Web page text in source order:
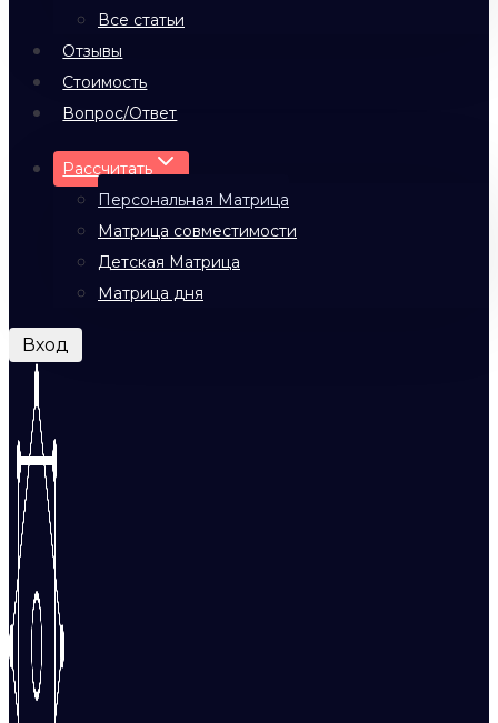
Все статьи
Отзывы
Стоимость
Вопрос/Ответ
Рассчитать
Персональная Матрица
Матрица совместимости
Детская Матрица
Матрица дня
Вход